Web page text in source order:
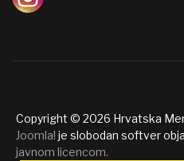
Copyright © 2026 Hrvatska
Joomla! je slobodan softver
javnom licencom.